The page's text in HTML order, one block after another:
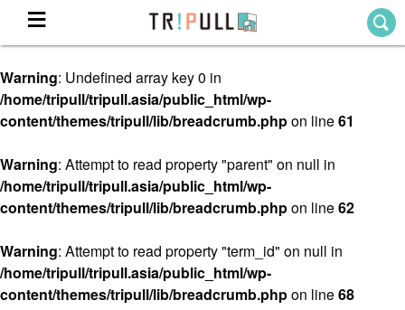
ホーム
Theme
テーマから探す
TRIPULLブログ
About
私たちについて
Warning: Undefined array key 0 in
/home/tripull/tripull.asia/public_html/wp-
content/themes/tripull/lib/breadcrumb.phpon line61
Warning: Attempt to read property "parent" on null in
/home/tripull/tripull.asia/public_html/wp-
content/themes/tripull/lib/breadcrumb.phpon line62
Warning: Attempt to read property "term_id" on null in
/home/tripull/tripull.asia/public_html/wp-
content/themes/tripull/lib/breadcrumb.phpon line68